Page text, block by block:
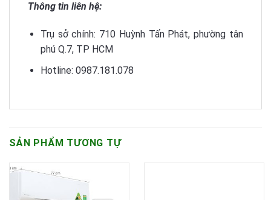
Thông tin liên hệ:
Trụ sở chính: 710 Huỳnh Tấn Phát, phường tân
phú Q.7, TP HCM
Hotline: 0987.181.078
SẢN PHẨM TƯƠNG TỰ